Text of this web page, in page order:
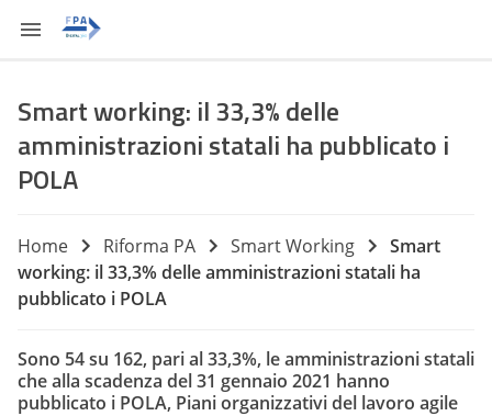
Smart working: il 33,3% delle
amministrazioni statali ha pubblicato i
POLA
Home Riforma PA Smart Working
Smart
working: il 33,3% delle amministrazioni statali ha
pubblicato i POLA
Sono 54 su 162, pari al 33,3%, le amministrazioni statali
che alla scadenza del 31 gennaio 2021 hanno
pubblicato i POLA, Piani organizzativi del lavoro agile